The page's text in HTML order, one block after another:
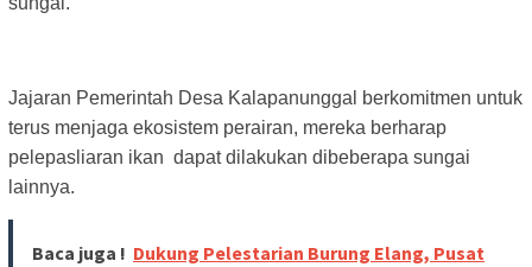
Jajaran Pemerintah Desa Kalapanunggal berkomitmen untuk
terus menjaga ekosistem perairan, mereka berharap
pelepasliaran ikan dapat dilakukan dibeberapa sungai
lainnya.
Baca juga ! Dukung Pelestarian Burung Elang, Pusat